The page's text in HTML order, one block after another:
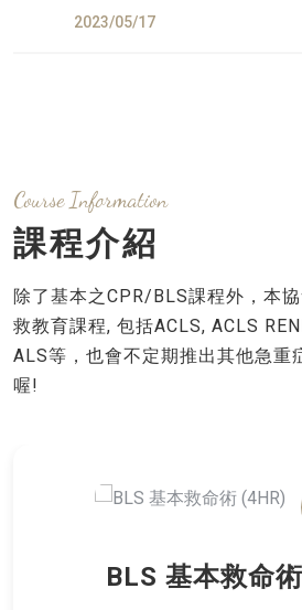
2023/05/17
Course Information
課程介紹
除了基本之CPR/BLS課程外，本
救教育課程, 包括ACLS, ACLS
ALS等，也會不定期推出其他急重
喔!
BLS 基本救命